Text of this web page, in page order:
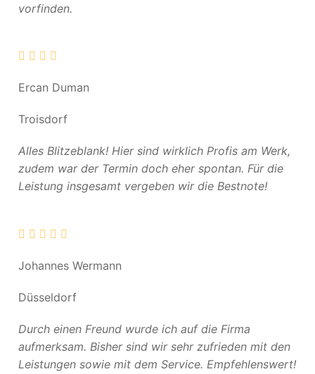
vorfinden.
Ercan Duman
Troisdorf
Alles Blitzeblank! Hier sind wirklich Profis am Werk,
zudem war der Termin doch eher spontan. Für die
Leistung insgesamt vergeben wir die Bestnote!
Johannes Wermann
Düsseldorf
Durch einen Freund wurde ich auf die Firma
aufmerksam. Bisher sind wir sehr zufrieden mit den
Leistungen sowie mit dem Service. Empfehlenswert!